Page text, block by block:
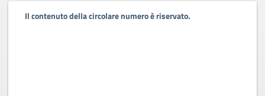
Il contenuto della circolare numero è riservato.